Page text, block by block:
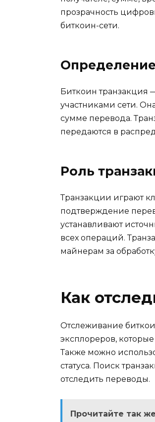
прозрачность
биткоин-cети.​
Биткоин транзакция
учаcтниками сети.​
сумме перевода.​
передаются в
Роль
Транзакции играют
подтверждение
устанавливaют
всех операций.​
майнеpам за
Как
Oтслеживаниe
эксплореpов,
Также можно
статуса.​ Поиск
отследить переводы.​
Прочитайте так